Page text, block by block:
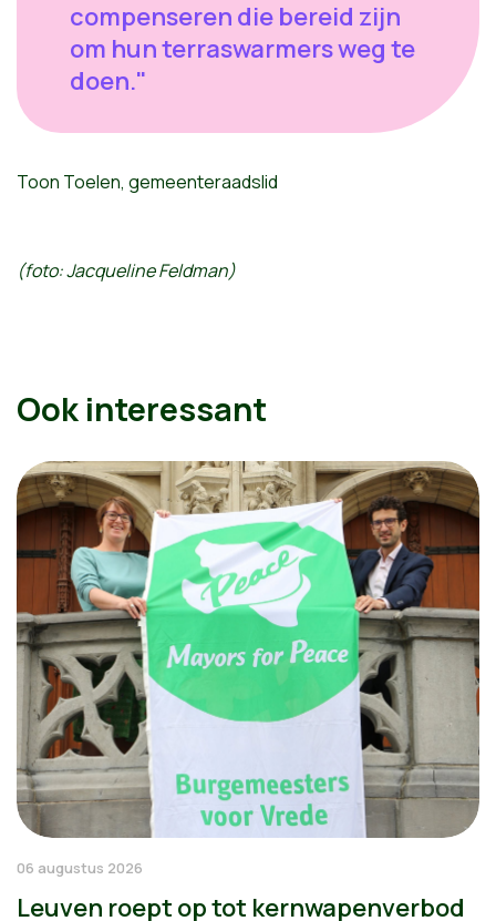
compenseren die bereid zijn
om hun terraswarmers weg te
doen."
Toon Toelen, gemeenteraadslid
(foto: Jacqueline Feldman)
Ook interessant
06 augustus 2026
Leuven roept op tot kernwapenverbod